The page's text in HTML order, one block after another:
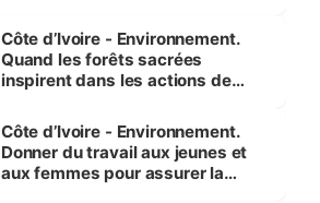
Côte d’Ivoire - Environnement.
Quand les forêts sacrées
inspirent dans les actions de
Côte d’Ivoire - Environnement.
Donner du travail aux jeunes et
aux femmes pour assurer la